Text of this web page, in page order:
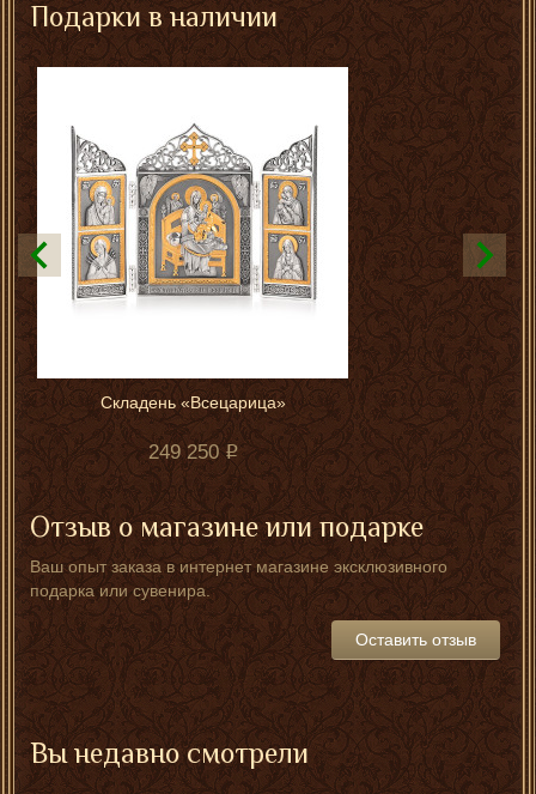
Подарки в наличии
Складень «Всецарица»
249 250
Отзыв о магазине или подарке
Ваш опыт заказа в интернет магазине эксклюзивного
подарка или сувенира.
Оставить отзыв
Вы недавно смотрели